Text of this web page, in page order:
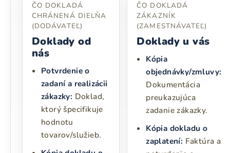
ČO DOKLADÁ
CHRÁNENÁ DIELŇA
(DODÁVATEĽ)
Doklady od
nás
Potvrdenie o
zadaní a realizácii
zákazky: Doklad,
ktorý špecifikuje
hodnotu
tovarov/služieb.
ČO DOKLADÁ
ZÁKAZNÍK
(ZAMESTNÁVATEĽ)
Doklady u vás
Kópia
objednávky/zmluvy:
Dokumentácia
preukazujúca
zadanie zákazky.
Kópia dokladu o
zaplatení: Faktúra a